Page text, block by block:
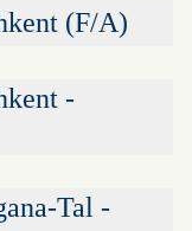
(F/A)
-
Tal -